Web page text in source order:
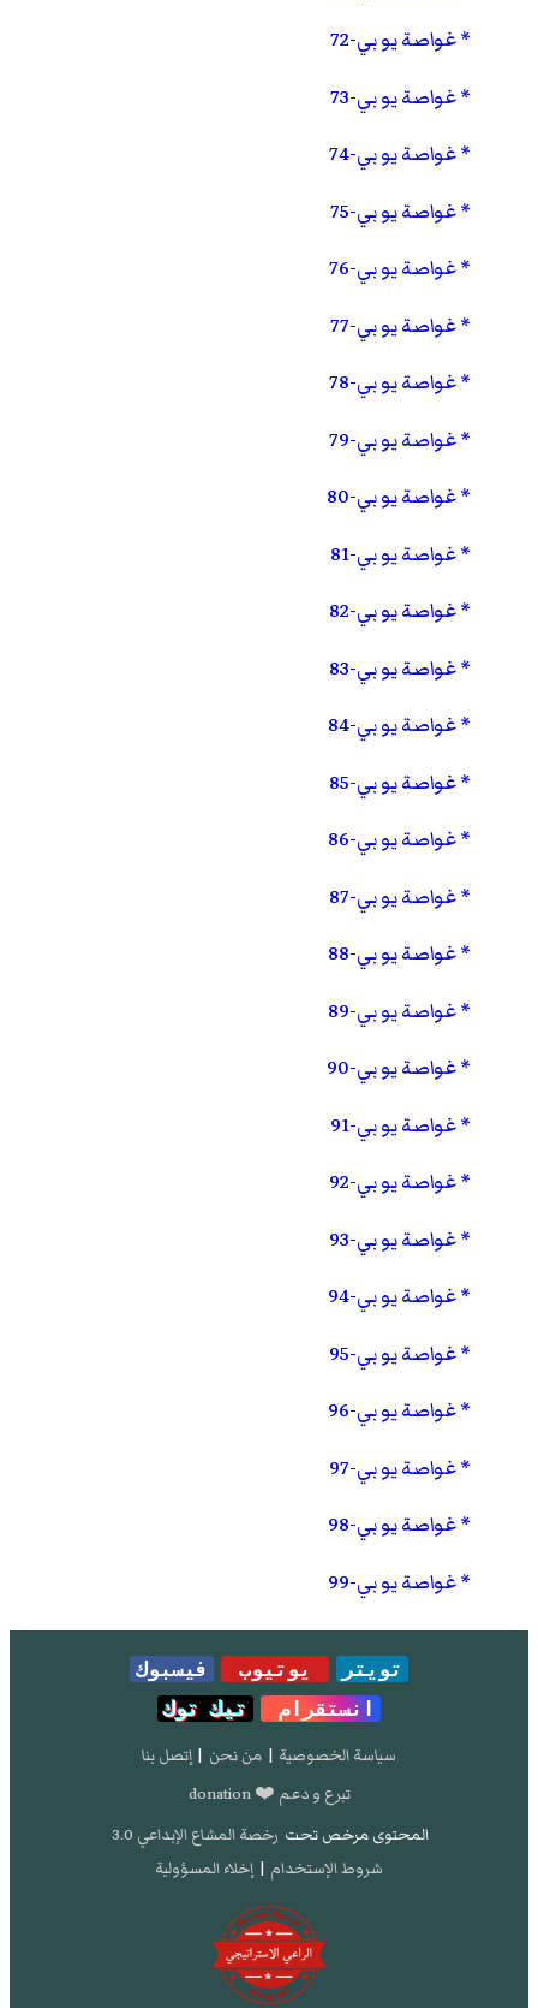
غواصة يو بي-72
غواصة يو بي-73
غواصة يو بي-74
غواصة يو بي-75
غواصة يو بي-76
غواصة يو بي-77
غواصة يو بي-78
غواصة يو بي-79
غواصة يو بي-80
غواصة يو بي-81
غواصة يو بي-82
غواصة يو بي-83
غواصة يو بي-84
غواصة يو بي-85
غواصة يو بي-86
غواصة يو بي-87
غواصة يو بي-88
غواصة يو بي-89
غواصة يو بي-90
غواصة يو بي-91
غواصة يو بي-92
غواصة يو بي-93
غواصة يو بي-94
غواصة يو بي-95
غواصة يو بي-96
غواصة يو بي-97
غواصة يو بي-98
غواصة يو بي-99
تويتر يوتيوب
فيسبوك
انستقرام
تيك توك
سياسة الخصوصية | من نحن | إتصل بنا
تبرع و دعم ❤️ donation
المحتوى مرخص تحت رخصة المشاع الإبداعي 3.0
شروط الإستخدام | إخلاء المسؤولية